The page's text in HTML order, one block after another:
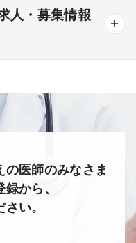
耳鼻咽喉科
その他
ンドキャリア歓迎
人・募集情報
医師のみなさま
から、
い。